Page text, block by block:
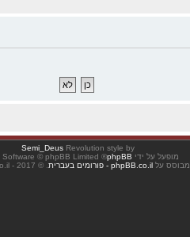
Revolution style by
Semi_Deus
מופעל על ידי phpBB
® Forum Software © phpBB Limited
מבוסס על phpBB.co.il - פורומים בעברית . © 2017 - phpBB.co.il.